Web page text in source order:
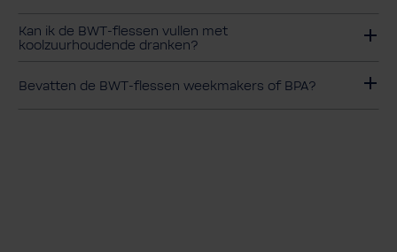
Kan ik de BWT-flessen vullen met
koolzuurhoudende dranken?
Bevatten de BWT-flessen weekmakers of BPA?